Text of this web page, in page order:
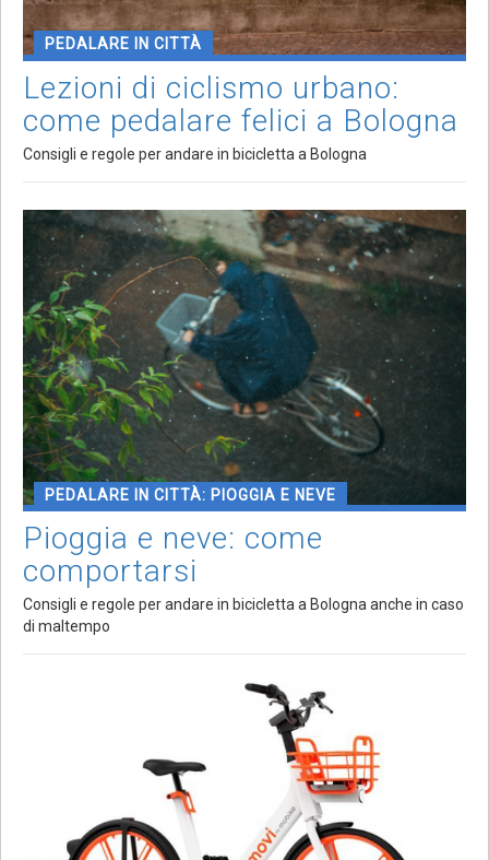
PEDALARE IN CITTÀ
Lezioni di ciclismo urbano:
come pedalare felici a Bologna
Consigli e regole per andare in bicicletta a Bologna
PEDALARE IN CITTÀ: PIOGGIA E NEVE
Pioggia e neve: come
comportarsi
Consigli e regole per andare in bicicletta a Bologna anche in caso
di maltempo